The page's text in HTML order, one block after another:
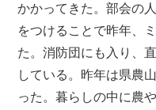
かかってきた。部会の
をつけることで昨年、
た。消防団にも入り、
している。昨年は県農
った。暮らしの中に農